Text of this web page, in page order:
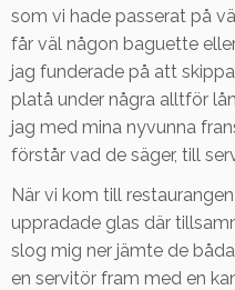
som vi hade passerat på
får väl någon baguette
jag funderade på att
platå under några alltför
jag med mina nyvunna
förstår vad de säger, till
När vi kom till
uppradade glas där
slog mig ner jämte de
en servitör fram med en